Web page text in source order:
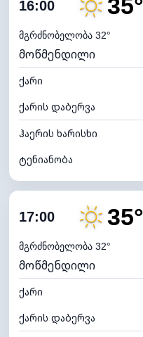
ნამის წერტილი
ხილვადობა
განათების ინდექსი
ღრუბლის სიმაღლე
16:00 35°
მგრძნობელობა 32°
მოწმენდილი
ქარი
ქარის დაბერვა
ჰაერის ხარისხი
ტენიანობა
ღრუბლიანობა
ნამის წერტილი
ხილვადობა
განათების ინდექსი
ღრუბლის სიმაღლე
17:00 35°
მგრძნობელობა 32°
მოწმენდილი
ქარი
ქარის დაბერვა